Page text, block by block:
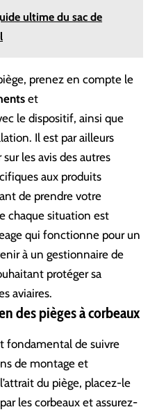
ultime du sac de
prenez en compte le
et
le dispositif, ainsi que
Il est par ailleurs
les avis des autres
aux produits
de prendre votre
chaque situation est
qui fonctionne pour un
à un gestionnaire de
protéger sa
aviaires.
des pièges à corbeaux
fondamental de suivre
de montage et
du piège, placez-le
les corbeaux et assurez-